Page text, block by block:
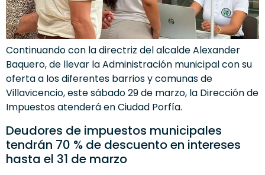
Continuando con la directriz del alcalde Alexander
Baquero, de llevar la Administración municipal con su
oferta a los diferentes barrios y comunas de
Villavicencio, este sábado 29 de marzo, la Dirección de
Impuestos atenderá en Ciudad Porfía.
Deudores de impuestos municipales
tendrán 70 % de descuento en intereses
hasta el 31 de marzo